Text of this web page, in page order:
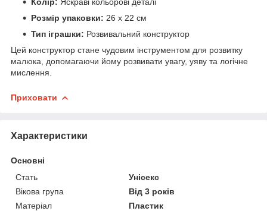
Розмір упаковки: 26 х 22 см
Тип іграшки: Розвивальний конструктор
Цей конструктор стане чудовим інструментом для розвитку
малюка, допомагаючи йому розвивати увагу, уяву та логічне
мислення.
Приховати
Характеристики
Основні
Стать
Унісекс
Вікова група
Від 3 років
Матеріал
Пластик